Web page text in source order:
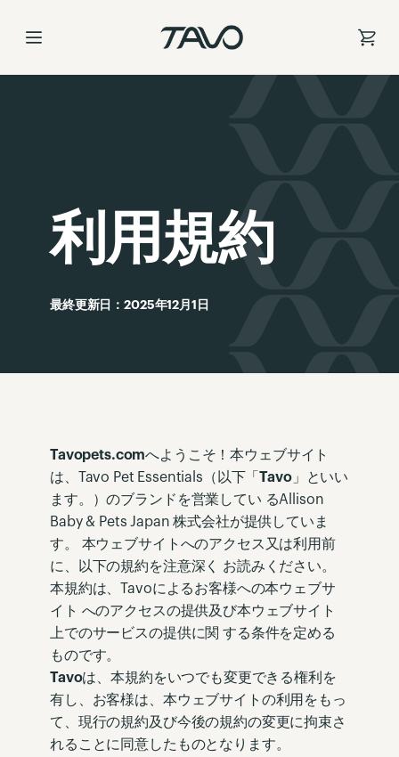
ン
ン
利用規約
最終更新日：2025年12月1日
Tavopets.comへようこそ！本ウェブサイト
は、Tavo Pet Essentials（以下「Tavo」といい
ます。）のブランドを営業してい るAllison
Baby & Pets Japan 株式会社が提供していま
す。 本ウェブサイトへのアクセス又は利用前
に、以下の規約を注意深く お読みください。
本規約は、Tavoによるお客様への本ウェブサ
イト へのアクセスの提供及び本ウェブサイト
上でのサービスの提供に関 する条件を定める
ものです。
Tavoは、本規約をいつでも変更できる権利を
有し、お客様は、本ウェブサイトの利用をもっ
て、現行の規約及び今後の規約の変更に拘束さ
れることに同意したものとなります。